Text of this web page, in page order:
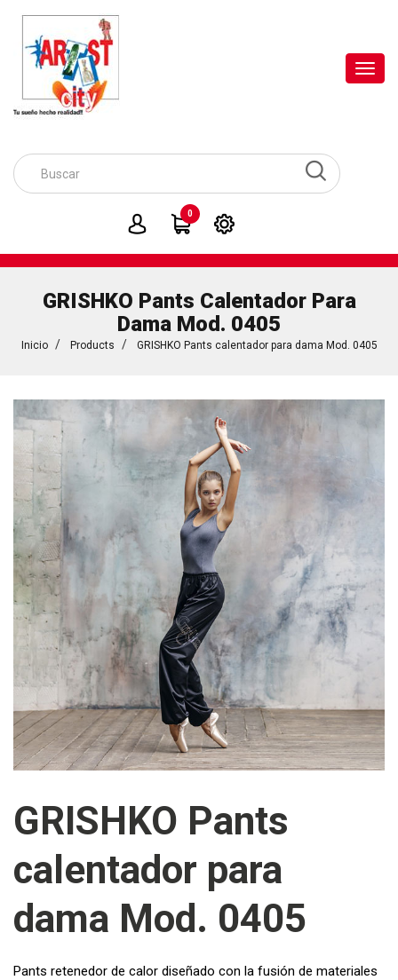
0
GRISHKO Pants Calentador Para
Dama Mod. 0405
Inicio Products GRISHKO Pants calentador para dama Mod. 0405
GRISHKO Pants
calentador para
dama Mod. 0405
Pants retenedor de calor diseñado con la fusión de materiales